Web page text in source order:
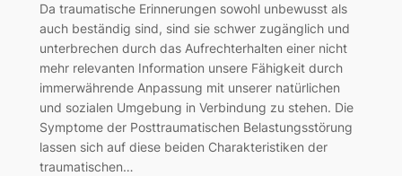
Da traumatische Erinnerungen sowohl unbewusst als
auch beständig sind, sind sie schwer zugänglich und
unterbrechen durch das Aufrechterhalten einer nicht
mehr relevanten Information unsere Fähigkeit durch
immerwährende Anpassung mit unserer natürlichen
und sozialen Umgebung in Verbindung zu stehen. Die
Symptome der Posttraumatischen Belastungsstörung
lassen sich auf diese beiden Charakteristiken der
traumatischen…